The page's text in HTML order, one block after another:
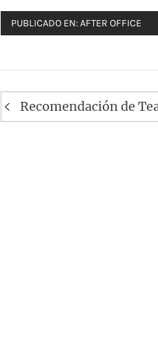
PUBLICADO EN:AFTER OFFICE
Navegación
de
Recomendación de